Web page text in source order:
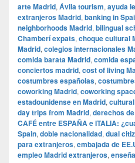
arte Madrid, Ávila tourism, ayuda
extranjeros Madrid, banking in
neighborhoods Madrid, bilingual
Chamberí expats, choque cultural
Madrid, colegios internacionales
comida barata Madrid, comida
conciertos madrid, cost of living
costumbres españolas,
coworking Madrid, coworking
estadounidense en Madrid,
day trips from Madrid, derechos
CAFÉ entre ESPAÑA e ITALIA:
Spain, doble nacionalidad, dual
para extranjeros, embajada de
empleo Madrid extranjeros,